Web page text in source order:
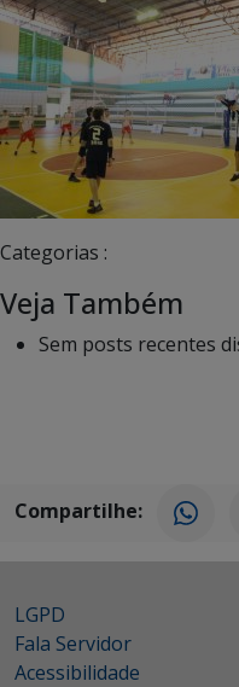
Categorias :
Veja Também
Sem posts recentes
Compartilhe:
LGPD
Fala Servidor
Acessibilidade